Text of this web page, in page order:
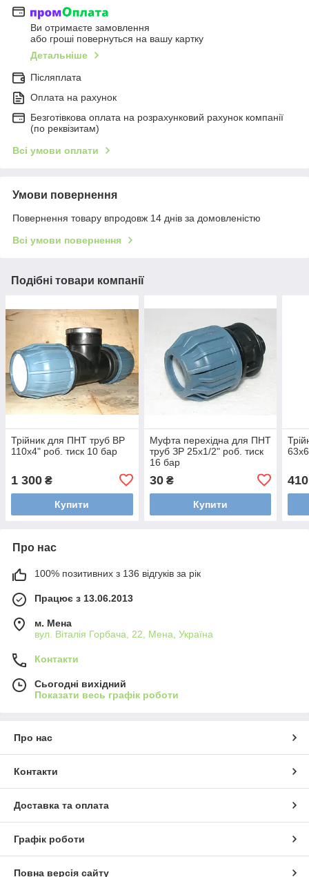
Ви отримаєте замовлення
або гроші повернуться на вашу картку
Детальніше
Післяплата
Оплата на рахунок
Безготівкова оплата на розрахунковий рахунок компанії
(по реквізитам)
Всі умови оплати
Умови повернення
Повернення товару впродовж 14 днів за домовленістю
Всі умови повернення
Подібні товари компанії
Трійник для ПНТ труб ВР
110х4" роб. тиск 10 бар
1 300 ₴
Купити
Муфта перехідна для ПНТ
труб ЗР 25х1/2" роб. тиск
16 бар
30₴
Купити
410
Про нас
100% позитивних з 136 відгуків за рік
Працює з 13.06.2013
м. Мена
вул. Віталія Горбача, 22, Мена, Україна
Контакти
Сьогодні вихідний
Показати весь графік роботи
Про нас
Контакти
Доставка та оплата
Графік роботи
Повна версія сайту